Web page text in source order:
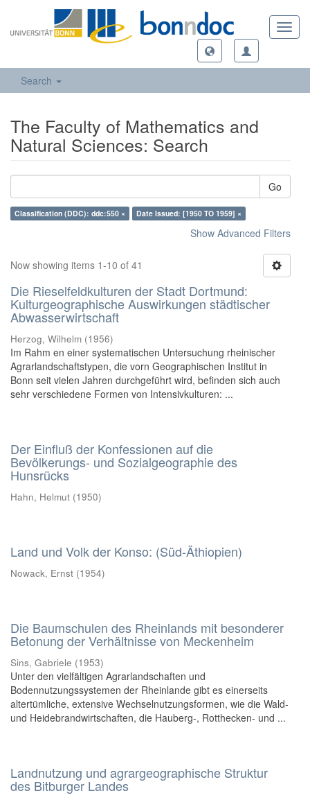
Search
The Faculty of Mathematics and
Natural Sciences: Search
Go
Classification (DDC): ddc:550 × Date Issued: [1950 TO 1959] ×
Show Advanced Filters
Now showing items 1-10 of 41
Die Rieselfeldkulturen der Stadt Dortmund:
Kulturgeographische Auswirkungen städtischer
Abwasserwirtschaft
Herzog, Wilhelm (1956)
Im Rahm en einer systematischen Untersuchung rheinischer
Agrarlandschaftstypen, die vorn Geographischen Institut in
Bonn seit vielen Jahren durchgeführt wird, befinden sich auch
sehr verschiedene Formen von Intensivkulturen: ...
Der Einfluß der Konfessionen auf die
Bevölkerungs- und Sozialgeographie des
Hunsrücks
Hahn, Helmut (1950)
Land und Volk der Konso: (Süd-Äthiopien)
Nowack, Ernst (1954)
Die Baumschulen des Rheinlands mit besonderer
Betonung der Verhältnisse von Meckenheim
Sins, Gabriele (1953)
Unter den vielfältigen Agrarlandschaften und
Bodennutzungssystemen der Rheinlande gibt es einerseits
altertümliche, extensive Wechselnutzungsformen, wie die Wald-
und Heidebrandwirtschaften, die Hauberg-, Rotthecken- und ...
Landnutzung und agrargeographische Struktur
des Bitburger Landes